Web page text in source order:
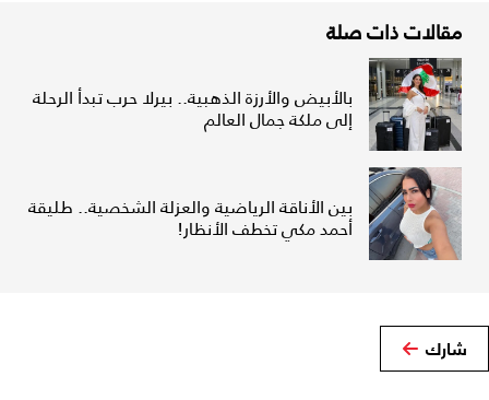
مقالات ذات صلة
بالأبيض والأرزة الذهبية.. بيرلا حرب تبدأ الرحلة
إلى ملكة جمال العالم
بين الأناقة الرياضية والعزلة الشخصية.. طليقة
أحمد مكي تخطف الأنظار!
شارك